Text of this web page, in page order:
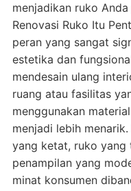
menjadikan ruko
Renovasi Ruko Itu
peran yang sangat
estetika dan
mendesain ulang
ruang atau fasilitas
menggunakan
menjadi lebih
yang ketat, ruko yang
penampilan yang
minat konsumen